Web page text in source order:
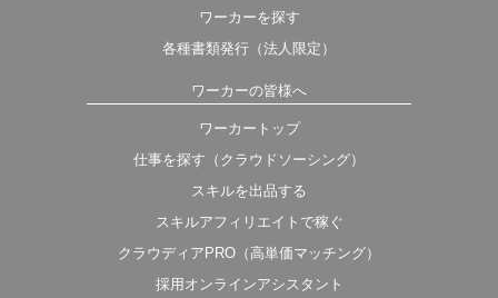
ワーカーを探す
各種書類発行（法人限定）
ワーカーの皆様へ
ワーカートップ
仕事を探す（クラウドソーシング）
スキルを出品する
スキルアフィリエイトで稼ぐ
クラウディアPRO（高単価マッチング）
採用オンラインアシスタント